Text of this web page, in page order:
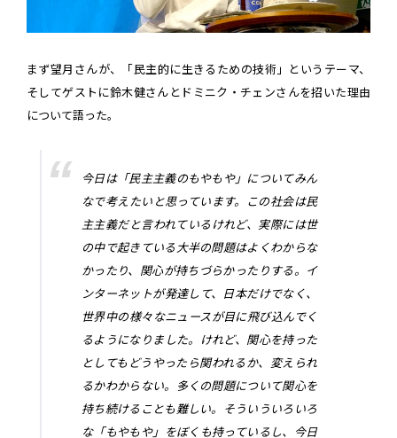
まず望月さんが、「民主的に生きるための技術」というテーマ、
そしてゲストに鈴木健さんとドミニク・チェンさんを招いた理由
について語った。
今日は「民主主義のもやもや」についてみん
なで考えたいと思っています。この社会は民
主主義だと言われているけれど、実際には世
の中で起きている大半の問題はよくわからな
かったり、関心が持ちづらかったりする。イ
ンターネットが発達して、日本だけでなく、
世界中の様々なニュースが目に飛び込んでく
るようになりました。けれど、関心を持った
としてもどうやったら関われるか、変えられ
るかわからない。多くの問題について関心を
持ち続けることも難しい。そういういろいろ
な「もやもや」をぼくも持っているし、今日